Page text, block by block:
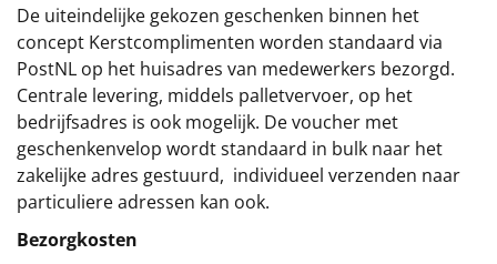
De uiteindelijke gekozen geschenken binnen het
concept Kerstcomplimenten worden standaard via
PostNL op het huisadres van medewerkers bezorgd.
Centrale levering, middels palletvervoer, op het
bedrijfsadres is ook mogelijk. De voucher met
geschenkenvelop wordt standaard in bulk naar het
zakelijke adres gestuurd, individueel verzenden naar
particuliere adressen kan ook.
Bezorgkosten